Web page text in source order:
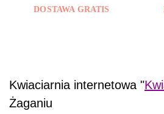
DOSTAWA GRATIS
Kwiaciarnia internetowa "
Żaganiu